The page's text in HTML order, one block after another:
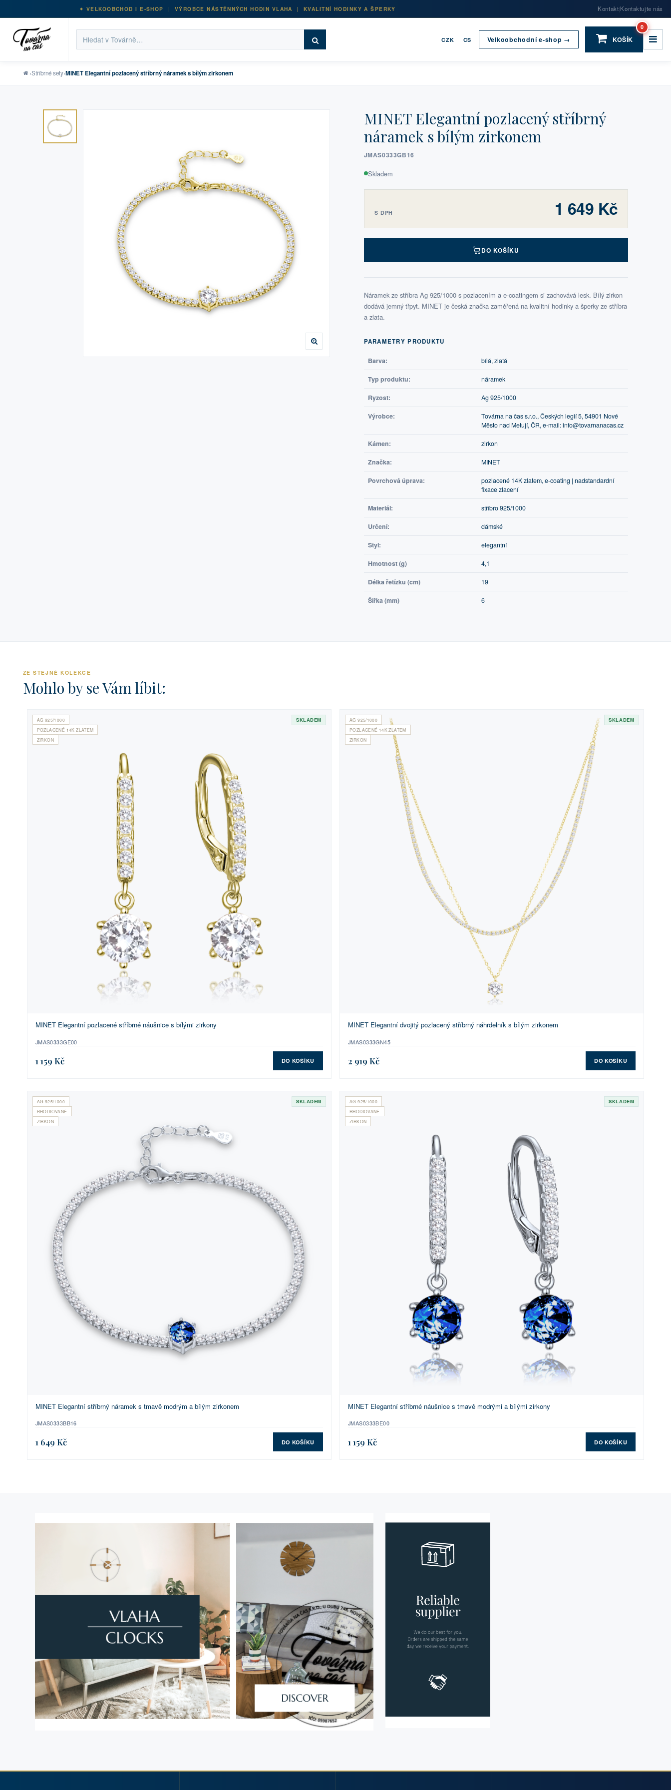
VELKOOBCHOD I E-SHOP | VÝROBCE NÁSTĚNNÝCH HODIN VLAHA | KVALITNÍ HODINKY A ŠPERKY Kontakt|Kontaktujte nás
CZK CS Velkoobchodní e-shop → KOŠÍK
0
›Stříbrné sety›MINET Elegantní pozlacený stříbrný náramek s bílým zirkonem
MINET Elegantní pozlacený stříbrný
náramek s bílým zirkonem
JMAS0333GB16
Skladem
S DPH 1 649 Kč
DO KOŠÍKU
Náramek ze stříbra Ag 925/1000 s pozlacením a e-coatingem si zachovává lesk. Bílý zirkon
dodává jemný třpyt. MINET je česká značka zaměřená na kvalitní hodinky a šperky ze stříbra
a zlata.
PARAMETRY PRODUKTU
Barva: bílá, zlatá
Typ produktu: náramek
Ryzost: Ag 925/1000
Výrobce:
Továrna na čas s.r.o., Českých legií 5, 54901 Nové
Město nad Metují, ČR, e-mail: info@tovarnanacas.cz
Kámen: zirkon
Značka: MINET
Povrchová úprava:
pozlacené 14K zlatem, e-coating | nadstandardní
fixace zlacení
Materiál: stříbro 925/1000
Určení: dámské
Styl: elegantní
Hmotnost (g) 4,1
Délka řetízku (cm) 19
Šířka (mm) 6
ZE STEJNÉ KOLEKCE
Mohlo by se Vám líbit:
AG 925/1000
POZLACENÉ 14K ZLATEM
ZIRKON
SKLADEM
MINET Elegantní pozlacené stříbrné náušnice s bílými zirkony
JMAS0333GE00
1 159 Kč DO KOŠÍKU
AG 925/1000
POZLACENÉ 14K ZLATEM
ZIRKON
SKLADEM
MINET Elegantní dvojitý pozlacený stříbrný náhrdelník s bílým zirkonem
JMAS0333GN45
2 919 Kč DO KOŠÍKU
AG 925/1000
RHODIOVANÉ
ZIRKON
SKLADEM
MINET Elegantní stříbrný náramek s tmavě modrým a bílým zirkonem
JMAS0333BB16
1 649 Kč DO KOŠÍKU
AG 925/1000
RHODIOVANÉ
ZIRKON
SKLADEM
MINET Elegantní stříbrné náušnice s tmavě modrými a bílými zirkony
JMAS0333BE00
1 159 Kč DO KOŠÍKU